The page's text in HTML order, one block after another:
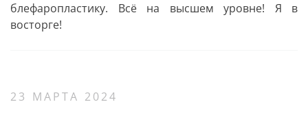
блефаропластику. Всё на высшем уровне! Я в
восторге!
23 МАРТА 2024